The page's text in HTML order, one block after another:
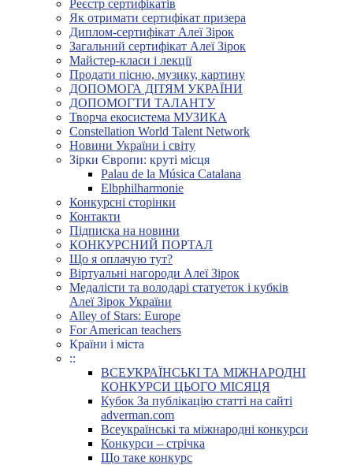
Реєстр сертифікатів
Як отримати сертифікат призера
Диплом-сертифікат Алеї Зірок
Загальний сертифікат Алеї Зірок
Майстер-класи і лекції
Продати пісню, музику, картину
ДОПОМОГА ДІТЯМ УКРАЇНИ
ДОПОМОГТИ ТАЛАНТУ
Творча екосистема МУЗИКА
Constellation World Talent Network
Новини України і світу
Зірки Європи: круті місця
Palau de la Música Catalana
Elbphilharmonie
Конкурсні сторінки
Контакти
Підписка на новини
КОНКУРСНИЙ ПОРТАЛ
Що я оплачую тут?
Віртуальні нагороди Алеї Зірок
Медалісти та володарі статуеток і кубків
Алеї Зірок України
Alley of Stars: Europe
For American teachers
Країни і міста
::
ВСЕУКРАЇНСЬКІ ТА МІЖНАРОДНІ
КОНКУРСИ ЦЬОГО МІСЯЦЯ
Кубок За публікацію статті на сайті
adverman.com
Всеукраїнські та міжнародні конкурси
Конкурси – стрічка
Що таке конкурс